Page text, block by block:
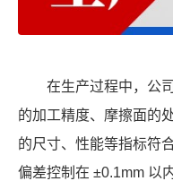
在生产过程中，公
的加工精度、摩擦面的
的尺寸、性能等指标符
偏差控制在 ±0.1mm 以